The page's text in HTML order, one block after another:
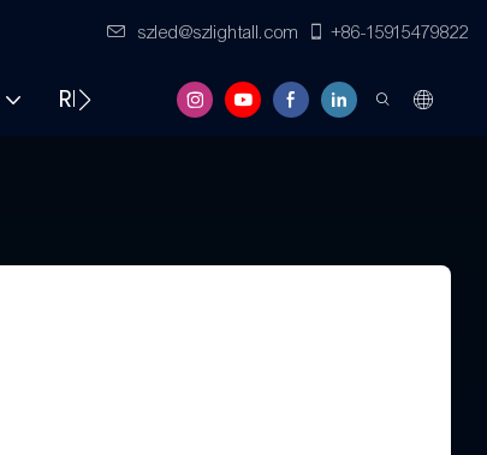
szled@szlightall.com +86-15915479822
RISORSE E SUPPORTO